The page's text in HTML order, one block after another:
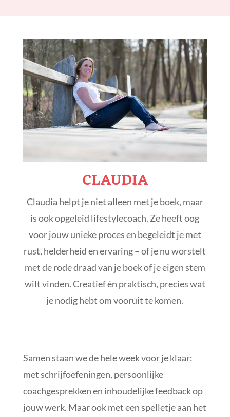
CLAUDIA
Claudia helpt je niet alleen met je boek, maar
is ook opgeleid lifestylecoach. Ze heeft oog
voor jouw unieke proces en begeleidt je met
rust, helderheid en ervaring – of je nu worstelt
met de rode draad van je boek of je eigen stem
wilt vinden. Creatief én praktisch, precies wat
je nodig hebt om vooruit te komen.
Samen staan we de hele week voor je klaar:
met schrijfoefeningen, persoonlijke
coachgesprekken en inhoudelijke feedback op
jouw werk. Maar ook met een spelletje aan het